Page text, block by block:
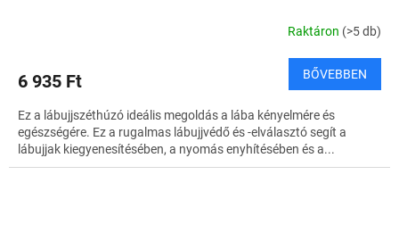
Raktáron (>5 db)
6 935 Ft BŐVEBBEN
Ez a lábujjszéthúzó ideális megoldás a lába kényelmére és
egészségére. Ez a rugalmas lábujjvédő és -elválasztó segít a
lábujjak kiegyenesítésében, a nyomás enyhítésében és a...